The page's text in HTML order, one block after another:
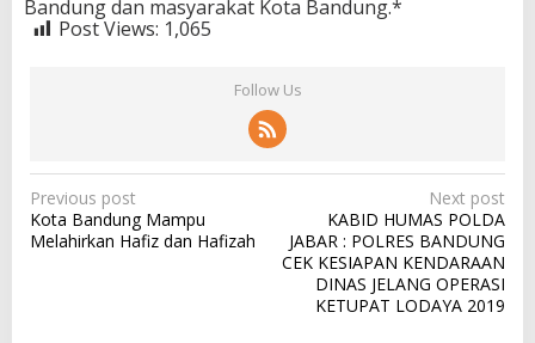
Bandung dan masyarakat Kota Bandung.*
Post Views: 1,065
Follow Us
P
o
Previous post
Kota Bandung Mampu
Melahirkan Hafiz dan Hafizah
Next post
KABID HUMAS POLDA
JABAR : POLRES BANDUNG
CEK KESIAPAN KENDARAAN
DINAS JELANG OPERASI
KETUPAT LODAYA 2019